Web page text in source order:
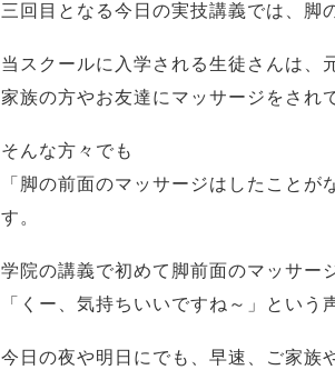
三回目となる今日の実技講義では、脚
当スクールに入学される生徒さんは、
家族の方やお友達にマッサージをされ
そんな方々でも
「脚の前面のマッサージはしたことが
す。
学院の講義で初めて脚前面のマッサー
「くー、気持ちいいですね～」という
今日の夜や明日にでも、早速、ご家族